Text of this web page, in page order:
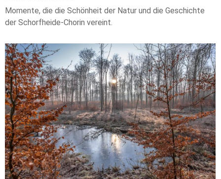
Momente, die die Schönheit der Natur und die Geschichte
der Schorfheide-Chorin vereint.